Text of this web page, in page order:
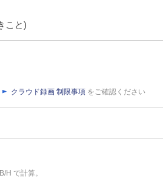
こと)
クラウド録画 制限事項 をご確認ください
H で計算。